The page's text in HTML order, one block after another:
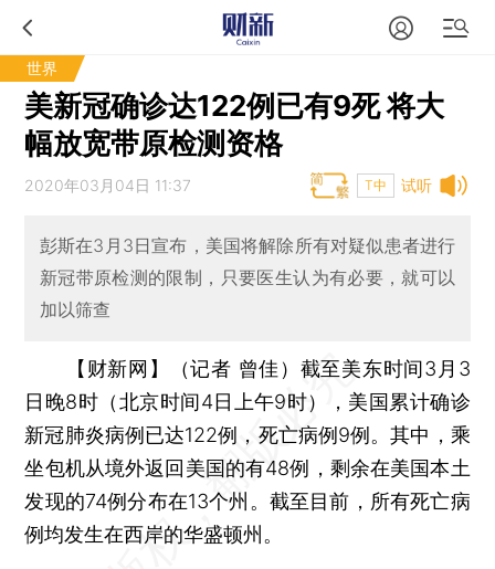
世界
美新冠确诊达122例已有9死 将大
幅放宽带原检测资格
试听
2020年03月04日 11:37 T中
彭斯在3月3日宣布，美国将解除所有对疑似患者进行
新冠带原检测的限制，只要医生认为有必要，就可以
加以筛查
【财新网】（记者 曾佳） 截至美东时间3月3
日晚8时（北京时间4日上午9时），美国累计确诊
新冠肺炎病例已达122例，死亡病例9例。其中，乘
坐包机从境外返回美国的有48例，剩余在美国本土
发现的74例分布在13个州。截至目前，所有死亡病
例均发生在西岸的华盛顿州。